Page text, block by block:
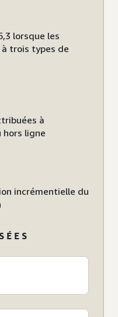
lorsque les
trois types de
à
hors ligne
incrémentielle du